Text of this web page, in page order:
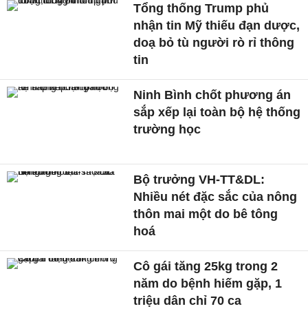
Tổng thống Trump phủ
nhận tin Mỹ thiếu đạn dược,
doạ bỏ tù người rò rỉ thông
tin
Ninh Bình chốt phương án
sắp xếp lại toàn bộ hệ thống
trường học
Bộ trưởng VH-TT&DL:
Nhiều nét đặc sắc của nông
thôn mai một do bê tông
hoá
Cô gái tăng 25kg trong 2
năm do bệnh hiếm gặp, 1
triệu dân chỉ 70 ca